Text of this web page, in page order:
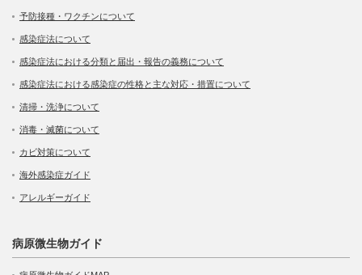
予防接種・ワクチンについて
感染症法について
感染症法における分類と届出・報告の義務について
感染症法における感染症の性格と主な対応・措置について
清掃・洗浄について
消毒・滅菌について
カビ対策について
海外感染症ガイド
アレルギーガイド
病原微生物ガイド